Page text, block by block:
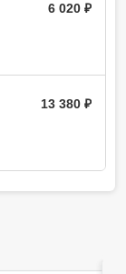
6 020
13 380